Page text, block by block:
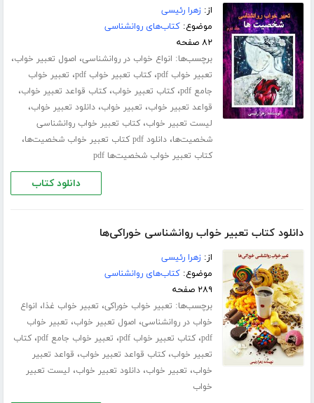
از:زهرا رئیسی
موضوع:کتاب‌های روانشناسی
۸۲ صفحه
برچسب‌ها: انواع خواب در روانشناسی، اصول تعبیر خواب،
تعبیر خواب pdf ،کتاب تعبیر خواب pdf ، تعبیر خواب
جامع pdf
،کتاب تعبیر خواب،کتاب قواعد تعبیر خواب،
قواعد تعبیر خواب، تعبیر خواب،دانلود تعبیر خواب،
لیست تعبیر خواب،کتاب تعبیر خواب روانشناسی
شخصیت‌ها،دانلود pdf کتاب تعبیر خواب شخصیت‌ها ،
کتاب تعبیر خواب شخصیت‌ها pdf
دانلود کتاب
دانلود کتاب تعبیر خواب روانشناسی خوراکی‌ها
از:زهرا رئیسی
موضوع:کتاب‌های روانشناسی
۲۸۹ صفحه
برچسب‌ها: تعبیر خواب خوراکی، تعبیر خواب غذا، انواع
خواب در روانشناسی، اصول تعبیر خواب، تعبیر خواب
pdf،کتاب تعبیر خواب pdf ، تعبیر خواب جامع pdf ،کتاب
تعبیر خواب،کتاب قواعد تعبیر خواب، قواعد تعبیر
خواب، تعبیر خواب،دانلود تعبیر خواب، لیست تعبیر
خواب